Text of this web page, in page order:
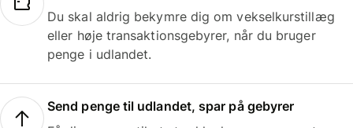
Du skal aldrig bekymre dig om vekselkurstillæg
eller høje transaktionsgebyrer, når du bruger
penge i udlandet.
Send penge til udlandet, spar på gebyrer